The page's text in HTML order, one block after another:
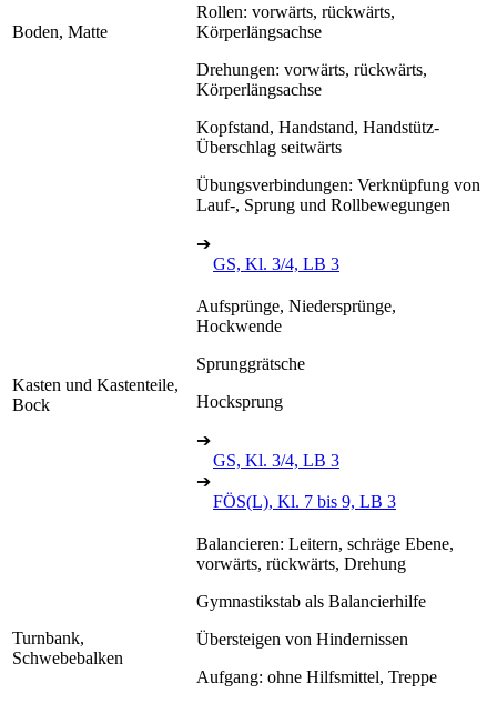
Boden, Matte
Rollen: vorwärts, rückwärts,
Körperlängsachse
Drehungen: vorwärts, rückwärts,
Körperlängsachse
Kopfstand, Handstand, Handstütz-
Überschlag seitwärts
Übungsverbindungen: Verknüpfung von
Lauf-, Sprung und Rollbewegungen
➔
GS, Kl. 3/4, LB 3
Kasten und Kastenteile,
Bock
Aufsprünge, Niedersprünge,
Hockwende
Sprunggrätsche
Hocksprung
➔
GS, Kl. 3/4, LB 3
➔
FÖS(L), Kl. 7 bis 9, LB 3
Turnbank,
Schwebebalken
Balancieren: Leitern, schräge Ebene,
vorwärts, rückwärts, Drehung
Gymnastikstab als Balancierhilfe
Übersteigen von Hindernissen
Aufgang: ohne Hilfsmittel, Treppe